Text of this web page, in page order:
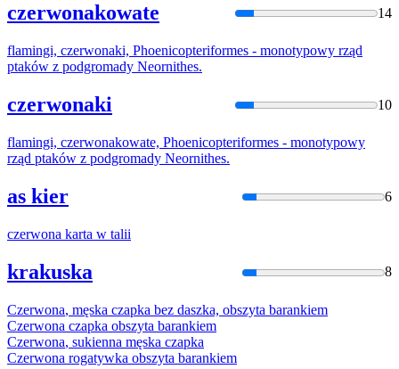
czerwonakowate 14
flamingi, czerwonaki, Phoenicopteriformes - monotypowy rząd
ptaków z podgromady Neornithes.
czerwonaki 10
flamingi, czerwonakowate, Phoenicopteriformes - monotypowy
rząd ptaków z podgromady Neornithes.
as kier 6
czerwona karta w talii
krakuska 8
Czerwona, męska czapka bez daszka, obszyta barankiem
Czerwona czapka obszyta barankiem
Czerwona, sukienna męska czapka
Czerwona rogatywka obszyta barankiem